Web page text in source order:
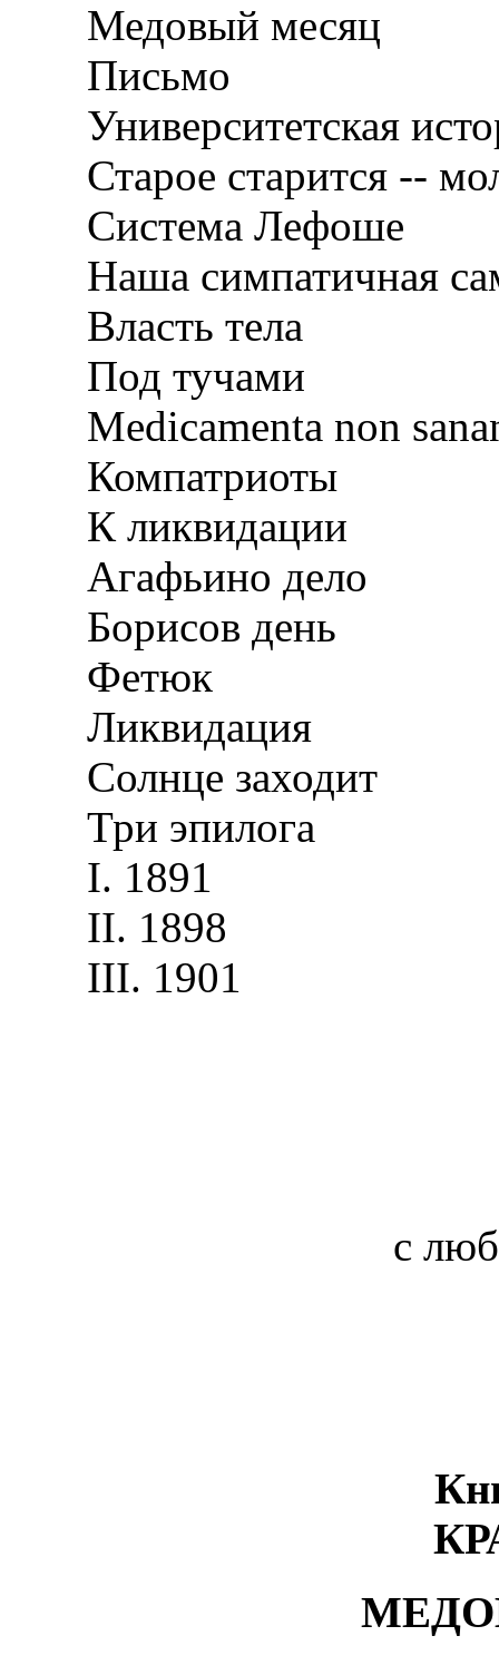
Медовый месяц
Письмо
Университетская
Старое старится --
Система Лефоше
Наша симпатичная
Власть тела
Под тучами
Medicamenta non
Компатриоты
К ликвидации
Агафьино дело
Борисов день
Фетюк
Ликвидация
Солнце заходит
Три эпилога
I. 1891
II. 1898
III. 1901
с